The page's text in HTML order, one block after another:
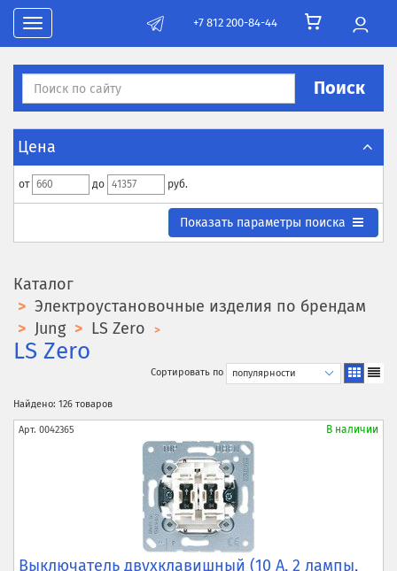
Toggle navigation
+7 812 200-84-44
Поиск
Цена
от до руб.
Toggle search parametrs
Показать параметры поиска
Каталог
Электроустановочные изделия по брендам
Jung
LS Zero
LS Zero
Сортировать по
Найдено: 126 товаров
Арт. 0042365 В наличии
Выключатель двухклавишный (10 А, 2 лампы,